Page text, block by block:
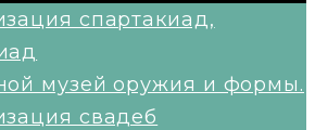
спартакиад,
музей оружия и формы.
свадеб